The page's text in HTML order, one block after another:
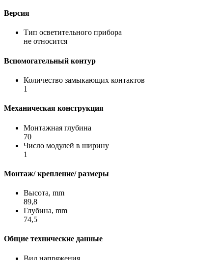
Версия
Тип осветительного прибора
не относится
Вспомогательный контур
Количество замыкающих контактов
1
Механическая конструкция
Монтажная глубина
70
Число модулей в ширину
1
Монтаж/ крепление/ размеры
Высота, mm
89,8
Глубина, mm
74,5
Общие технические данные
Вид напряжения